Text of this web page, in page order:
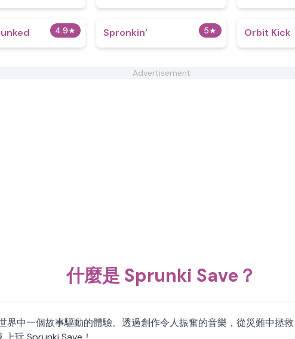
4.9★ 5★
Spronkin’ Orbit Kick
Advertisement
什麼是 Sprunki Save？
界中一個故事驅動的體驗。透過創作令人振奮的音樂，從災難中拯